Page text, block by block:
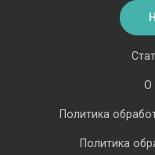
О
Политика
Политика